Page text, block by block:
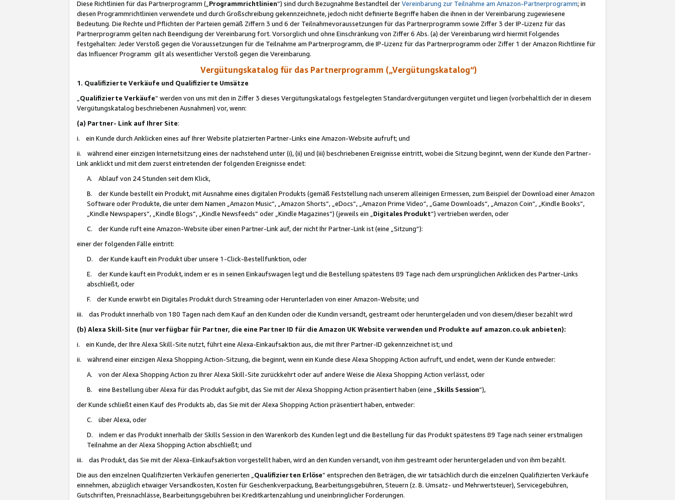
Diese Richtlinien für das Partnerprogramm („Programmrichtlinien“) sind durch Bezugnahme Bestandteil derVereinbarung zur Teilnahme am Amazon-Partnerprogramm; in
diesen Programmrichtlinien verwendete und durch Großschreibung gekennzeichnete, jedoch nicht definierte Begriffe haben die ihnen in der Vereinbarung zugewiesene
Bedeutung. Die Rechte und Pflichten der Parteien gemäß Ziffern 3 und 6 der Teilnahmevoraussetzungen für das Partnerprogramm sowie Ziffer 3 der IP-Lizenz für das
Partnerprogramm gelten nach Beendigung der Vereinbarung fort. Vorsorglich und ohne Einschränkung von Ziffer 6 Abs. (a) der Vereinbarung wird hiermit Folgendes
festgehalten: Jeder Verstoß gegen die Voraussetzungen für die Teilnahme am Partnerprogramm, die IP-Lizenz für das Partnerprogramm oder Ziffer 1 der Amazon Richtlinie für
das Influencer Programm gilt als wesentlicher Verstoß gegen die Vereinbarung.
Vergütungskatalog für das Partnerprogramm („Vergütungskatalog“)
1. Qualifizierte Verkäufe und Qualifizierte Umsätze
Qualifizierte Verkäufe“ werden von uns mit den in Ziffer 3 dieses Vergütungskatalogs festgelegten Standardvergütungen vergütet und liegen (vorbehaltlich der in diesem
Vergütungskatalog beschriebenen Ausnahmen) vor, wenn:
(a) Partner- Link auf Ihrer Site:
i. ein Kunde durch Anklicken eines auf Ihrer Website platzierten Partner-Links eine Amazon-Website aufruft; und
ii. während einer einzigen Internetsitzung eines der nachstehend unter (i), (ii) und (iii) beschriebenen Ereignisse eintritt, wobei die Sitzung beginnt, wenn der Kunde den Partner-
Link anklickt und mit dem zuerst eintretenden der folgenden Ereignisse endet:
A. Ablauf von 24 Stunden seit dem Klick,
B. der Kunde bestellt ein Produkt, mit Ausnahme eines digitalen Produkts (gemäß Feststellung nach unserem alleinigen Ermessen, zum Beispiel der Download einer Amazon
Software oder Produkte, die unter dem Namen „Amazon Music“, „Amazon Shorts“, „eDocs“, „Amazon Prime Video“, „Game Downloads“, „Amazon Coin“, „Kindle Books“,
„Kindle Newspapers“, „Kindle Blogs“, „Kindle Newsfeeds“ oder „Kindle Magazines“) (jeweils ein „ Digitales Produkt“) vertrieben werden, oder
C. der Kunde ruft eine Amazon-Website über einen Partner-Link auf, der nicht Ihr Partner-Link ist (eine „Sitzung“):
einer der folgenden Fälle eintritt:
D. der Kunde kauft ein Produkt über unsere 1-Click-Bestellfunktion, oder
E. der Kunde kauft ein Produkt, indem er es in seinen Einkaufswagen legt und die Bestellung spätestens 89 Tage nach dem ursprünglichen Anklicken des Partner-Links
abschließt, oder
F. der Kunde erwirbt ein Digitales Produkt durch Streaming oder Herunterladen von einer Amazon-Website; und
iii. das Produkt innerhalb von 180 Tagen nach dem Kauf an den Kunden oder die Kundin versandt, gestreamt oder heruntergeladen und von diesem/dieser bezahlt wird
(b) Alexa Skill-Site (nur verfügbar für Partner, die eine Partner ID für die Amazon UK Website verwenden und Produkte auf amazon.co.uk anbieten):
i. ein Kunde, der Ihre Alexa Skill-Site nutzt, führt eine Alexa-Einkaufsaktion aus, die mit Ihrer Partner-ID gekennzeichnet ist; und
ii. während einer einzigen Alexa Shopping Action-Sitzung, die beginnt, wenn ein Kunde diese Alexa Shopping Action aufruft, und endet, wenn der Kunde entweder:
A. von der Alexa Shopping Action zu Ihrer Alexa Skill-Site zurückkehrt oder auf andere Weise die Alexa Shopping Action verlässt, oder
B. eine Bestellung über Alexa für das Produkt aufgibt, das Sie mit der Alexa Shopping Action präsentiert haben (eine „ Skills Session“),
der Kunde schließt einen Kauf des Produkts ab, das Sie mit der Alexa Shopping Action präsentiert haben, entweder:
C. über Alexa, oder
D. indem er das Produkt innerhalb der Skills Session in den Warenkorb des Kunden legt und die Bestellung für das Produkt spätestens 89 Tage nach seiner erstmaligen
Teilnahme an der Alexa Shopping Action abschließt; und
iii. das Produkt, das Sie mit der Alexa-Einkaufsaktion vorgestellt haben, wird an den Kunden versandt, von ihm gestreamt oder heruntergeladen und von ihm bezahlt.
Die aus den einzelnen Qualifizierten Verkäufen generierten „ Qualifizierten Erlöse“ entsprechen den Beträgen, die wir tatsächlich durch die einzelnen Qualifizierten Verkäufe
einnehmen, abzüglich etwaiger Versandkosten, Kosten für Geschenkverpackung, Bearbeitungsgebühren, Steuern (z. B. Umsatz- und Mehrwertsteuer), Servicegebühren,
Gutschriften, Preisnachlässe, Bearbeitungsgebühren bei Kreditkartenzahlung und uneinbringlicher Forderungen.